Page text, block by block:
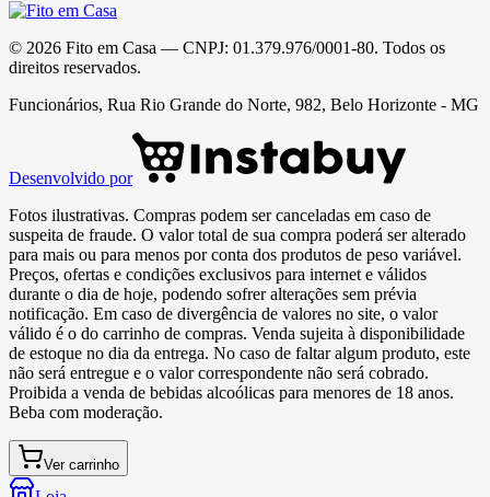
© 2026 Fito em Casa — CNPJ: 01.379.976/0001-80. Todos os
direitos reservados.
Funcionários, Rua Rio Grande do Norte, 982, Belo Horizonte - MG
Desenvolvido por
Fotos ilustrativas. Compras podem ser canceladas em caso de
suspeita de fraude. O valor total de sua compra poderá ser alterado
para mais ou para menos por conta dos produtos de peso variável.
Preços, ofertas e condições exclusivos para internet e válidos
durante o dia de hoje, podendo sofrer alterações sem prévia
notificação. Em caso de divergência de valores no site, o valor
válido é o do carrinho de compras. Venda sujeita à disponibilidade
de estoque no dia da entrega. No caso de faltar algum produto, este
não será entregue e o valor correspondente não será cobrado.
Proibida a venda de bebidas alcoólicas para menores de 18 anos.
Beba com moderação.
Ver carrinho